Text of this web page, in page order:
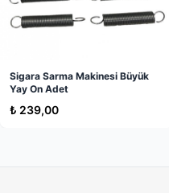
Sigara Sarma Makinesi Büyük
Yay On Adet
₺ 239,00